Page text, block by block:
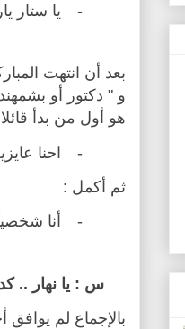
-
يا ستار
بعد أن انتهت
و " دكتور أو
هو أول من بدأ
-
احنا
ثم أكمل :
-
أنا
س : يا نهار ..
بالإجماع لم